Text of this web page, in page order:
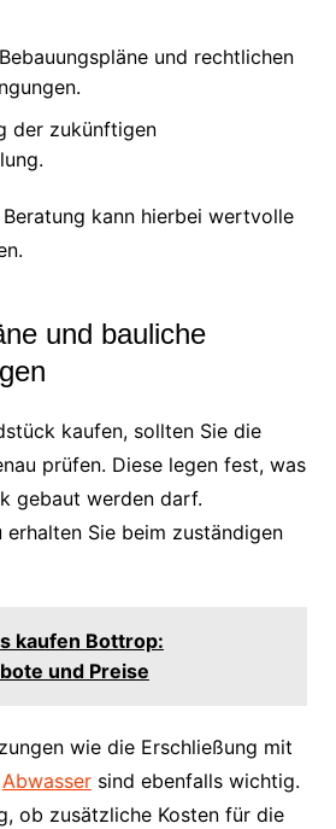
und rechtlichen
der zukünftigen
kann hierbei wertvolle
und bauliche
kaufen, sollten Sie die
prüfen. Diese legen fest, was
gebaut werden darf.
Sie beim zuständigen
kaufen Bottrop:
und Preise
wie die Erschließung mit
Abwassersind ebenfalls wichtig.
ob zusätzliche Kosten für die